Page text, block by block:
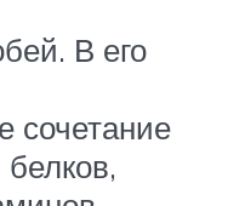
В его
сочетание